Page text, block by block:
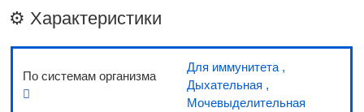
Бальзам «Сибирячок» с фенхелем и
⚙️ Характеристики
По системам организма
Для иммунитета ,
Дыхательная ,
Мочевыделительная